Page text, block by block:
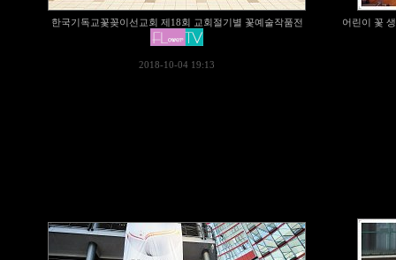
한국기독교꽃꽂이선교회 제18회 교회절기별 꽃예술작품전
2018-10-04 19:13
어린이 꽃